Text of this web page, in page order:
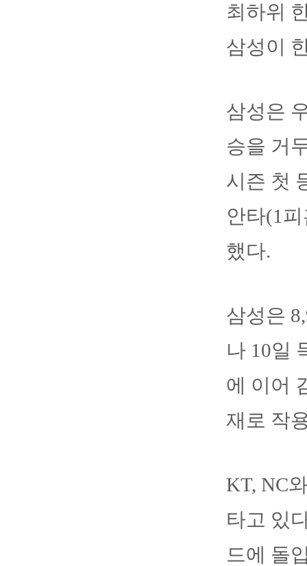
최하위
삼성이
삼성은
승을 거
시즌 첫
안타(1
했다.
삼성은
나 10일
에 이어
재로 작
KT, NC
타고 있
드에 돌